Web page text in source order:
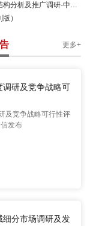
推广调研-中金企信发布
）
更多+
调研及竞争战略可
及竞争战略可行性评
发布
细分市场调研及发